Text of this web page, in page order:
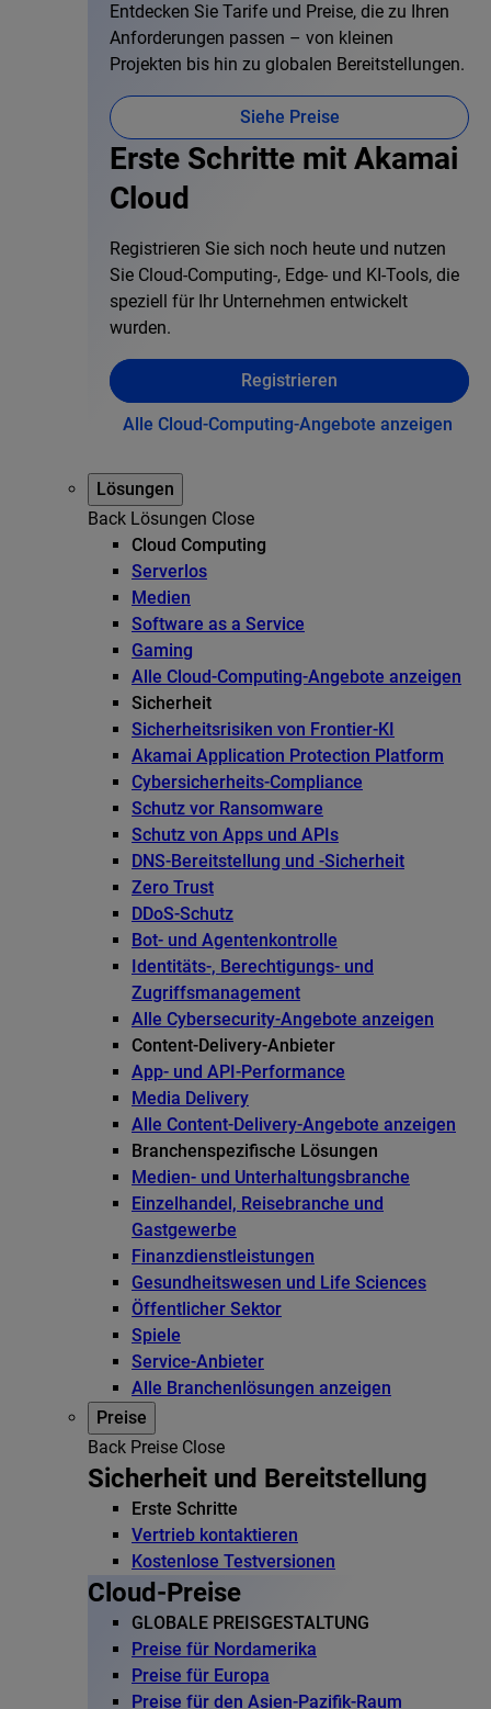
Entdecken Sie Tarife und Preise, die zu Ihren
Anforderungen passen – von kleinen
Projekten bis hin zu globalen Bereitstellungen.
Siehe Preise
Erste Schritte mit Akamai
Cloud
Registrieren Sie sich noch heute und nutzen
Sie Cloud-Computing-, Edge- und KI-Tools, die
speziell für Ihr Unternehmen entwickelt
wurden.
Registrieren
Alle Cloud-Computing-Angebote anzeigen
Lösungen
Back Lösungen Close
Cloud Computing
Serverlos
Medien
Software as a Service
Gaming
Alle Cloud-Computing-Angebote anzeigen
Sicherheit
Sicherheitsrisiken von Frontier-KI
Akamai Application Protection Platform
Cybersicherheits-Compliance
Schutz vor Ransomware
Schutz von Apps und APIs
DNS-Bereitstellung und -Sicherheit
Zero Trust
DDoS-Schutz
Bot- und Agentenkontrolle
Identitäts-, Berechtigungs- und
Zugriffsmanagement
Alle Cybersecurity-Angebote anzeigen
Content-Delivery-Anbieter
App- und API-Performance
Media Delivery
Alle Content-Delivery-Angebote anzeigen
Branchenspezifische Lösungen
Medien- und Unterhaltungsbranche
Einzelhandel, Reisebranche und
Gastgewerbe
Finanzdienstleistungen
Gesundheitswesen und Life Sciences
Öffentlicher Sektor
Spiele
Service-Anbieter
Alle Branchenlösungen anzeigen
Preise
Back Preise Close
Sicherheit und Bereitstellung
Erste Schritte
Vertrieb kontaktieren
Kostenlose Testversionen
Cloud-Preise
GLOBALE PREISGESTALTUNG
Preise für Nordamerika
Preise für Europa
Preise für den Asien-Pazifik-Raum